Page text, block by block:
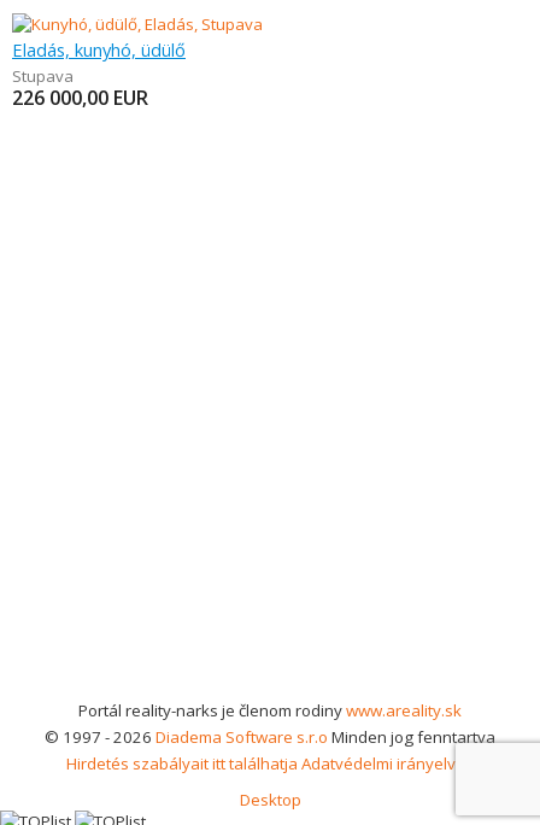
Eladás, kunyhó, üdülő
Stupava
226 000,00 EUR
Portál reality-narks je členom rodinywww.areality.sk
© 1997 - 2026 Diadema Software s.r.o Minden jog fenntartva
Hirdetés szabályait itt találhatja Adatvédelmi irányelvek
Desktop